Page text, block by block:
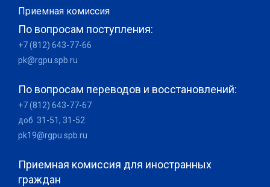
Приемная комиссия
По вопросам поступления:
+7 (812) 643-77-66
pk@rgpu.spb.ru
По вопросам переводов и восстановлений:
+7 (812) 643-77-67
доб. 31-51, 31-52
pk19@rgpu.spb.ru
Приемная комиссия для иностранных
граждан